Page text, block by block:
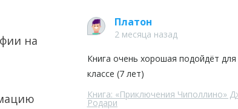
на
Платон
2 месяца назад
Книга очень хорошая подойдёт для
классе (7 лет)
Книга: «Приключения Чиполлино»
Родари